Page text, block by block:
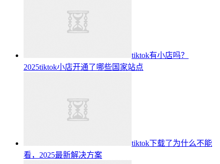
tiktok有小店吗？
2025tiktok小店开通了哪些国家站点
tiktok下载了为什么不能
看，2025最新解决方案